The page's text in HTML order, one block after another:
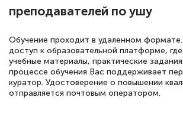
Знаток города 2 уровня
12 марта 2026
Спасибо большое Академии!
вежливое сопровождение!
понятно! Проходила
преподавателей по ушу
Обучение проходит в удаленном
доступ к образовательной платформе,
учебные материалы, практические
процессе обучения Вас поддерживает
куратор. Удостоверение о повышении
отправляется почтовым оператором.